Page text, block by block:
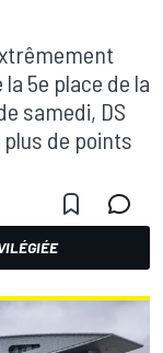
5e place de la
samedi, DS
de points